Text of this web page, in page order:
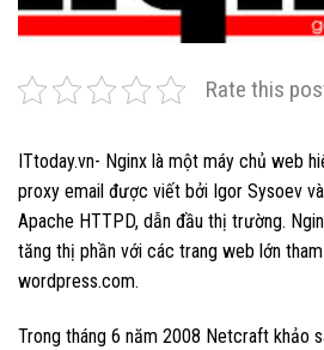
Rate this
ITtoday.vn- Nginx là một máy chủ web
proxy email được viết bởi Igor Sysoev
Apache HTTPD, dẫn đầu thị trường.
tăng thị phần với các trang web lớn
wordpress.com.
Trong tháng 6 năm 2008 Netcraft khảo